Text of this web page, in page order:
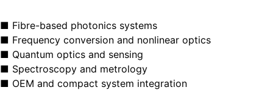
■ Fibre-based photonics systems
■ Frequency conversion and nonlinear optics
■ Quantum optics and sensing
■ Spectroscopy and metrology
■ OEM and compact system integration